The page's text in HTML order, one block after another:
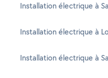
Installation électrique à
Installation électrique à
Installation électrique à